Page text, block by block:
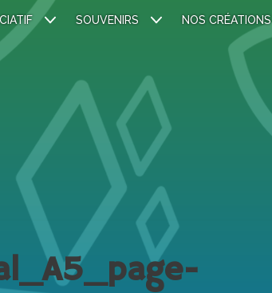
SOUVENIRS NOS CRÉATIONS